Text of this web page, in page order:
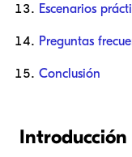
Escenarios
Preguntas
Conclusión
Introducción